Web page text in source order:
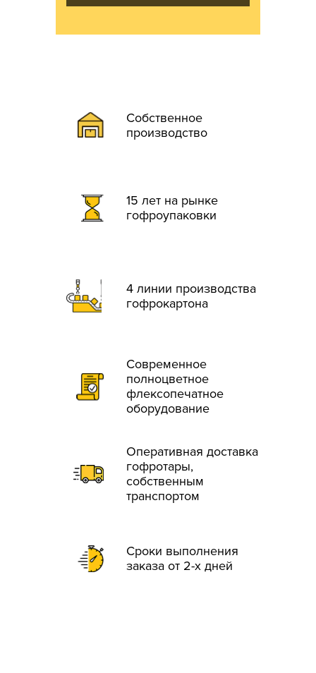
Собственное
производство
15 лет на рынке
гофроупаковки
4 линии производства
гофрокартона
Современное
полноцветное
флексопечатное
оборудование
Оперативная доставка
гофротары,
собственным
транспортом
Сроки выполнения
заказа от 2-х дней